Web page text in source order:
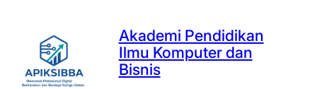
content
Akademi Pendidikan
Ilmu Komputer dan
Bisnis